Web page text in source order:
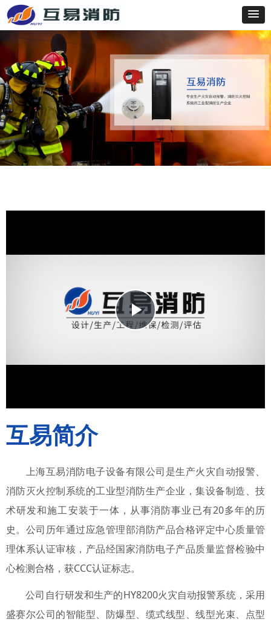
Play
互易简介
上海互易消防电子设备有限公司是生产火灾自动报警、
消防灭火控制系统的工业型消防生产企业，集设备制造、技
术研发和施工安装于一体，从事消防事业已有20多年的历
史。公司历年通过应急管理部消防产品合格评定中心质量管
理体系认证审核，产品经国家消防电子产品质量监督检验中
心检测合格，获CCC认证标志。
公司自行研发和生产的HY8200火灾自动报警系统，采用
盛赛尔公司的智能型、防爆型、缆式线型、线型光束、点型